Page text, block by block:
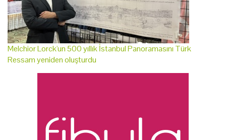
Melchior Lorck'un 500 yıllık İstanbul Panoramasını Türk
Ressam yeniden oluşturdu